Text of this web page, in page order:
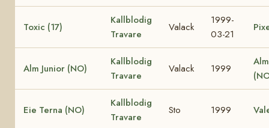
Toxic (17)
Kallblodig
Travare
Valack
1999-
03-21
Alm Junior (NO)
Kallblodig
Travare
Valack 1999
Eie Terna (NO)
Kallblodig
Travare
Sto 1999